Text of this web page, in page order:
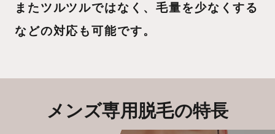
またツルツルではなく、毛量を少なくする
などの対応も可能です。
メンズ専用脱毛の特長